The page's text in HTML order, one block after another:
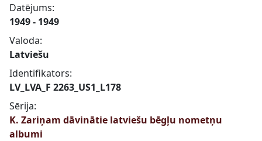
Datējums:
1949 - 1949
Valoda:
Latviešu
Identifikators:
LV_LVA_F 2263_US1_L178
Sērija:
K. Zariņam dāvinātie latviešu bēgļu nometņu
albumi